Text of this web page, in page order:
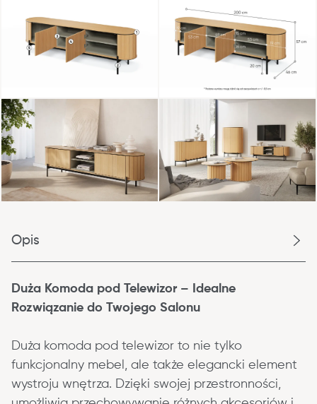
Opis
Duża Komoda pod Telewizor – Idealne
Rozwiązanie do Twojego Salonu
Duża komoda pod telewizor to nie tylko
funkcjonalny mebel, ale także elegancki element
wystroju wnętrza. Dzięki swojej przestronności,